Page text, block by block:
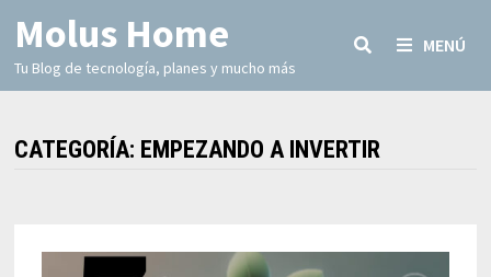
Molus Home
Tu Blog de tecnología, planes y mucho más
MENÚ
CATEGORÍA: EMPEZANDO A INVERTIR